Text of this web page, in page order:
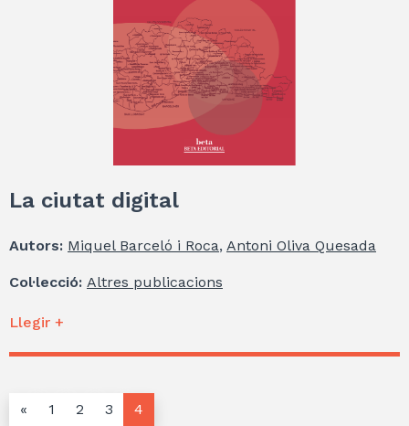
La ciutat digital
Autors: Miquel Barceló i Roca, Antoni Oliva Quesada
Col·lecció: Altres publicacions
Llegir +
« 1 2 3 4